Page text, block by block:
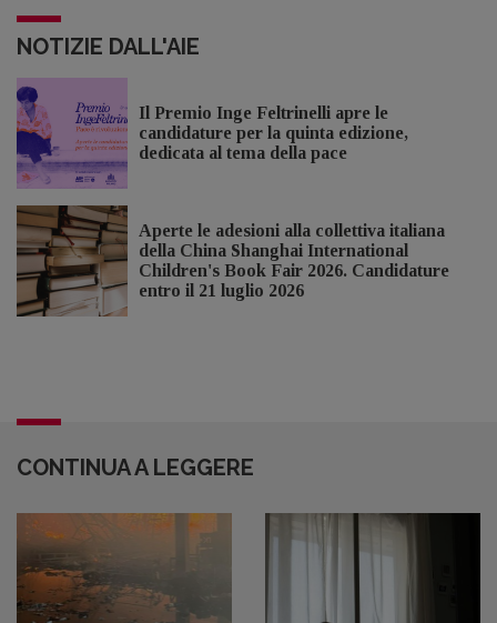
NOTIZIE DALL'AIE
Il Premio Inge Feltrinelli apre le
candidature per la quinta edizione,
dedicata al tema della pace
Aperte le adesioni alla collettiva italiana
della China Shanghai International
Children's Book Fair 2026. Candidature
entro il 21 luglio 2026
CONTINUA A LEGGERE